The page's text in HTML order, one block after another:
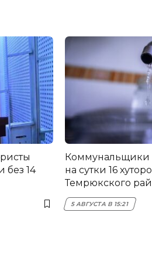
без 14
Коммунальщики
на сутки 16
Темрюкского
5 АВГУСТА В 15:21